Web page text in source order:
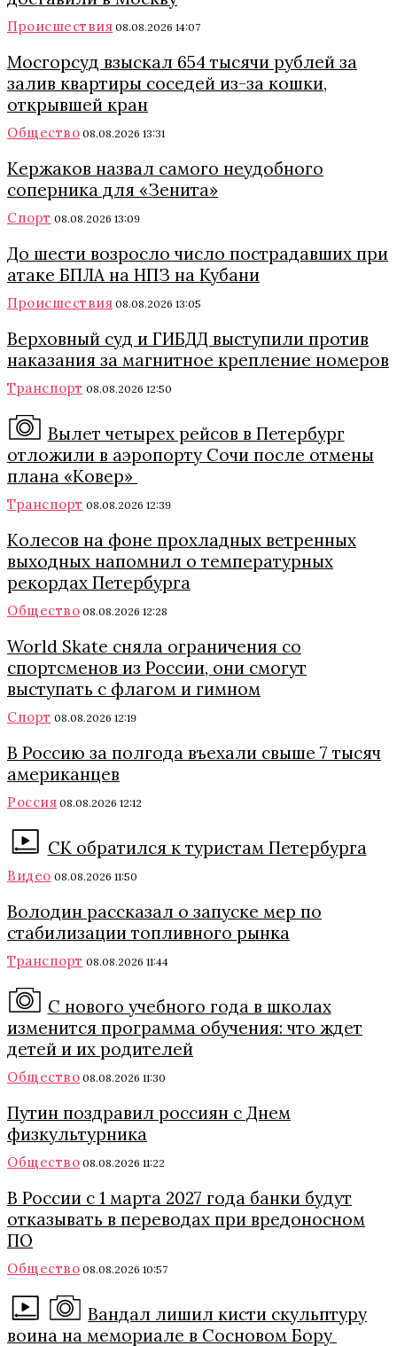
Происшествия 08.08.2026 14:07
Мосгорсуд взыскал 654 тысячи рублей за
залив квартиры соседей из-за кошки,
открывшей кран
Общество 08.08.2026 13:31
Кержаков назвал самого неудобного
соперника для «Зенита»
Спорт 08.08.2026 13:09
До шести возросло число пострадавших при
атаке БПЛА на НПЗ на Кубани
Происшествия 08.08.2026 13:05
Верховный суд и ГИБДД выступили против
наказания за магнитное крепление номеров
Транспорт 08.08.2026 12:50
Вылет четырех рейсов в Петербург
отложили в аэропорту Сочи после отмены
плана «Ковер»
Транспорт 08.08.2026 12:39
Колесов на фоне прохладных ветренных
выходных напомнил о температурных
рекордах Петербурга
Общество 08.08.2026 12:28
World Skate сняла ограничения со
спортсменов из России, они смогут
выступать с флагом и гимном
Спорт 08.08.2026 12:19
В Россию за полгода въехали свыше 7 тысяч
американцев
Россия 08.08.2026 12:12
СК обратился к туристам Петербурга
Видео 08.08.2026 11:50
Володин рассказал о запуске мер по
стабилизации топливного рынка
Транспорт 08.08.2026 11:44
С нового учебного года в школах
изменится программа обучения: что ждет
детей и их родителей
Общество 08.08.2026 11:30
Путин поздравил россиян с Днем
физкультурника
Общество 08.08.2026 11:22
В России с 1 марта 2027 года банки будут
отказывать в переводах при вредоносном
ПО
Общество 08.08.2026 10:57
Вандал лишил кисти скульптуру
воина на мемориале в Сосновом Бору